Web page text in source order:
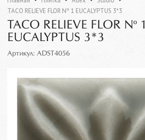
TACO RELIEVE FLOR Nº 1 EUCALYPTUS 3*3
TACO RELIEVE FLOR Nº 1
EUCALYPTUS 3*3
Артикул: ADST4056